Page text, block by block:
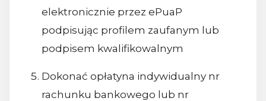
elektronicznie przez ePuaP
podpisując profilem zaufanym lub
podpisem kwalifikowalnym
Dokonać opłatyna indywidualny nr
rachunku bankowego lub nr